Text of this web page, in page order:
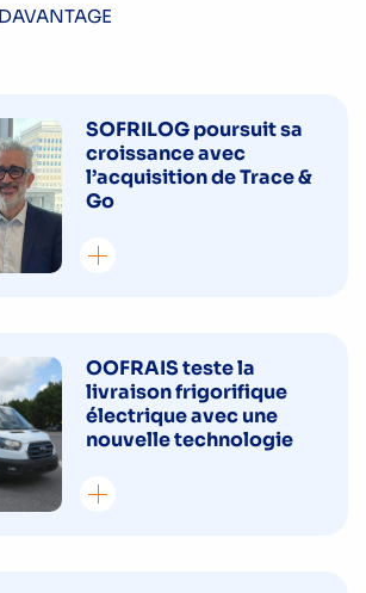
SOFRILOG poursuit sa
croissance avec
l’acquisition de Trace &
Go
OOFRAIS teste la
livraison frigorifique
électrique avec une
nouvelle technologie